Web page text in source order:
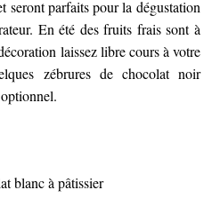
seront parfaits pour la dégustation
En été des fruits frais sont à
laissez libre cours à votre
zébrures de chocolat noir
blanc à pâtissier